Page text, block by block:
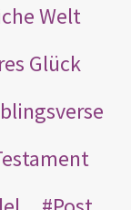
Welt
Glück